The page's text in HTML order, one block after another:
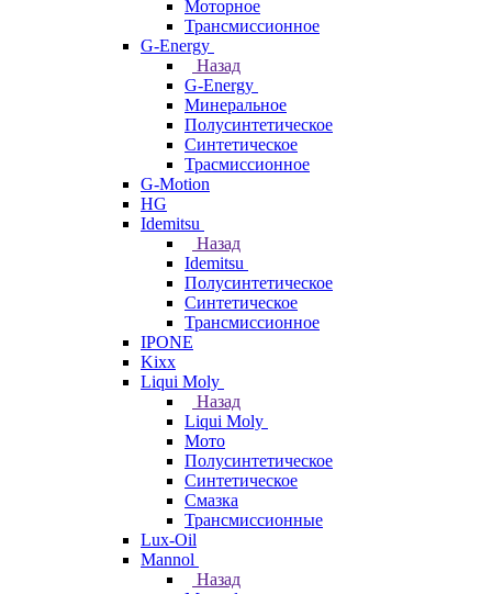
Моторное
Трансмиссионное
G-Energy
Назад
G-Energy
Минеральное
Полусинтетическое
Синтетическое
Трасмиссионное
G-Motion
HG
Idemitsu
Назад
Idemitsu
Полусинтетическое
Синтетическое
Трансмиссионное
IPONE
Kixx
Liqui Moly
Назад
Liqui Moly
Мото
Полусинтетическое
Синтетическое
Смазка
Трансмиссионные
Lux-Oil
Mannol
Назад